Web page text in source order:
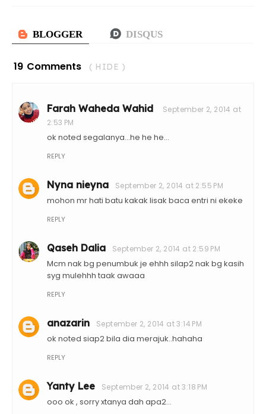
19 Comments ( HIDE )
Farah Waheda Wahid
September 2, 2014 at
2:53 PM
ok noted segalanya...he he he...
REPLY
Nyna nieyna September 2, 2014 at 2:55 PM
mohon mr hati batu kakak lisak baca entri ni ekeke
REPLY
Qaseh Dalia September 2, 2014 at 2:59 PM
Mcm nak bg penumbuk je ehhh silap2 nak bg kasih
syg mulehhh taak awaaa
REPLY
anazarin September 2, 2014 at 3:14 PM
ok noted siap2 bila dia merajuk..hahaha
REPLY
Yanty Lee September 2, 2014 at 3:18 PM
ooo ok , sorry xtanya dah apa2...